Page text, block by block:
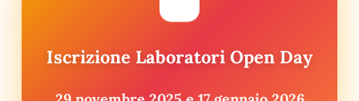
Iscrizione Laboratori Open Day